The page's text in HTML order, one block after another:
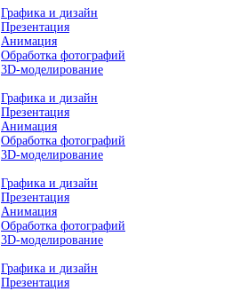
Графика и дизайн
Презентация
Анимация
Обработка фотографий
3D-моделирование
Графика и дизайн
Презентация
Анимация
Обработка фотографий
3D-моделирование
Графика и дизайн
Презентация
Анимация
Обработка фотографий
3D-моделирование
Графика и дизайн
Презентация